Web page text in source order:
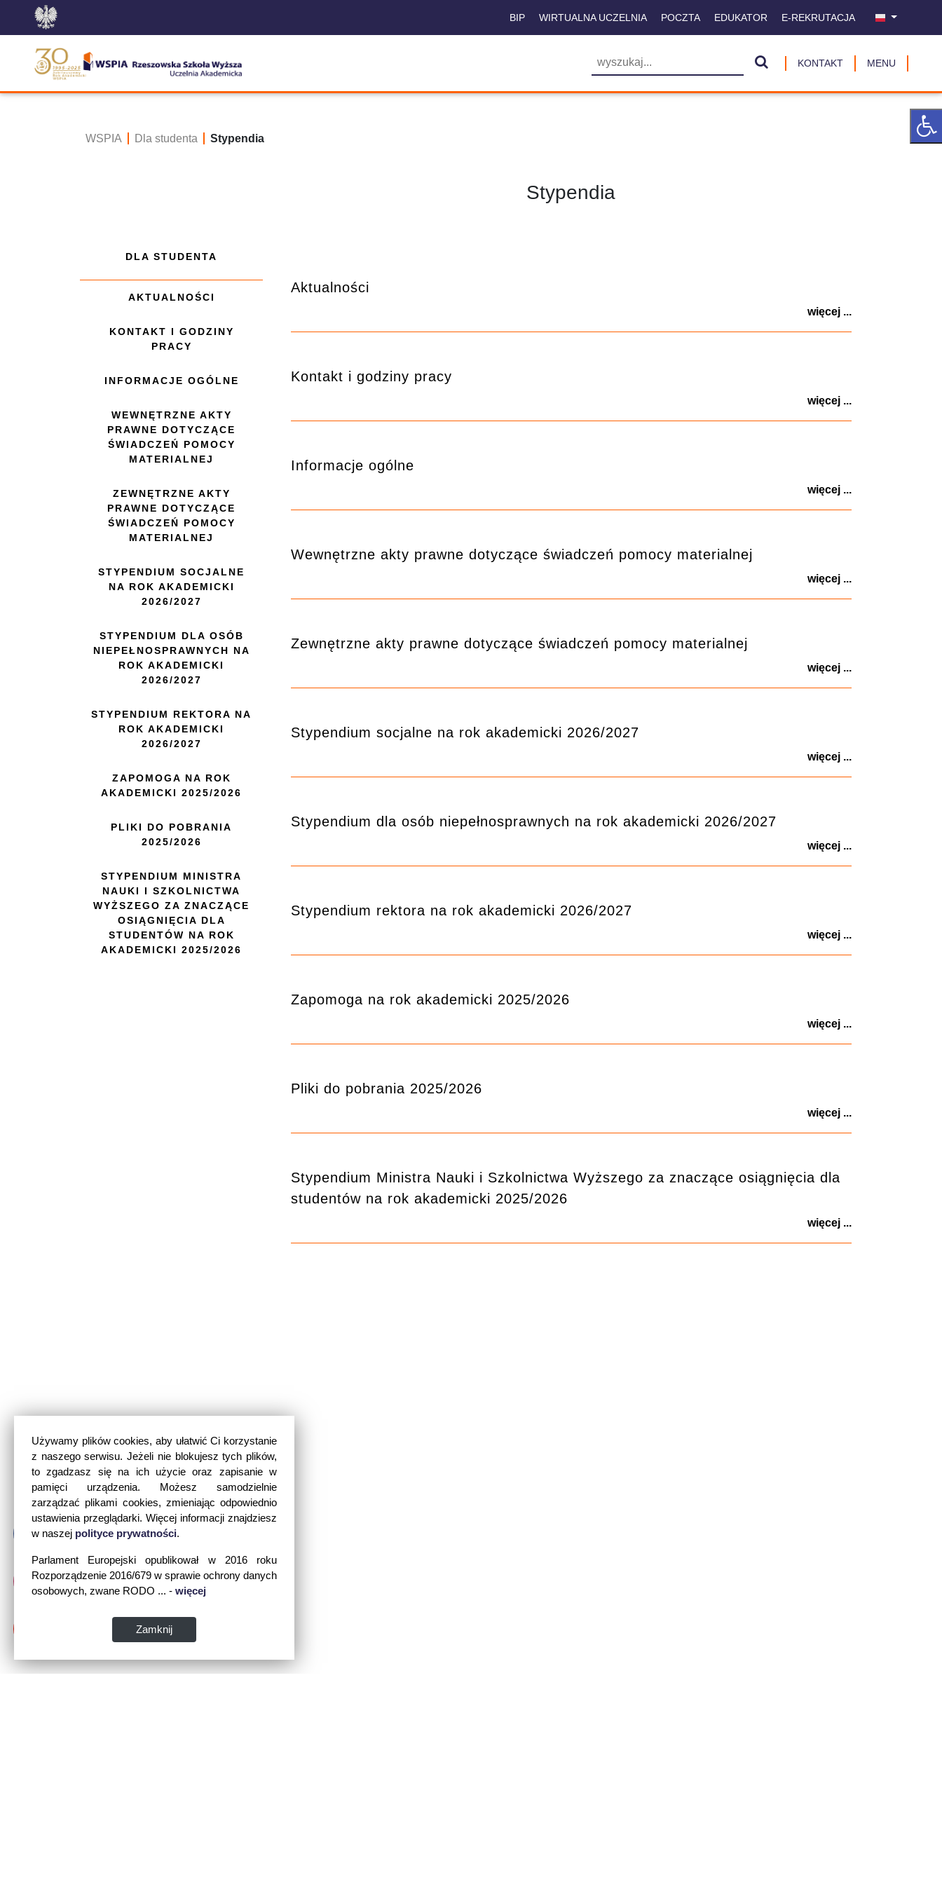
Używamy plików cookies, aby ułatwić Ci korzystanie
z naszego serwisu. Jeżeli nie blokujesz tych plików,
to zgadzasz się na ich użycie oraz zapisanie w
pamięci urządzenia. Możesz samodzielnie
zarządzać plikami cookies, zmieniając odpowiednio
ustawienia przeglądarki. Więcej informacji znajdziesz
w naszej polityce prywatności.
Parlament Europejski opublikował w 2016 roku
Rozporządzenie 2016/679 w sprawie ochrony danych
osobowych, zwane RODO ... - więcej
Zamknij
BIP WIRTUALNA UCZELNIA POCZTA EDUKATOR E-REKRUTACJA
KONTAKT MENU
WSPIA Dla studenta Stypendia
DLA STUDENTA
AKTUALNOŚCI
KONTAKT I GODZINY
PRACY
INFORMACJE OGÓLNE
WEWNĘTRZNE AKTY
PRAWNE DOTYCZĄCE
ŚWIADCZEŃ POMOCY
MATERIALNEJ
ZEWNĘTRZNE AKTY
PRAWNE DOTYCZĄCE
ŚWIADCZEŃ POMOCY
MATERIALNEJ
STYPENDIUM SOCJALNE
NA ROK AKADEMICKI
2026/2027
STYPENDIUM DLA OSÓB
NIEPEŁNOSPRAWNYCH NA
ROK AKADEMICKI
2026/2027
STYPENDIUM REKTORA NA
ROK AKADEMICKI
2026/2027
ZAPOMOGA NA ROK
AKADEMICKI 2025/2026
PLIKI DO POBRANIA
2025/2026
STYPENDIUM MINISTRA
NAUKI I SZKOLNICTWA
WYŻSZEGO ZA ZNACZĄCE
OSIĄGNIĘCIA DLA
STUDENTÓW NA ROK
AKADEMICKI 2025/2026
Stypendia
Aktualności
więcej ...
Kontakt i godziny pracy
więcej ...
Informacje ogólne
więcej ...
Wewnętrzne akty prawne dotyczące świadczeń pomocy materialnej
więcej ...
Zewnętrzne akty prawne dotyczące świadczeń pomocy materialnej
więcej ...
Stypendium socjalne na rok akademicki 2026/2027
więcej ...
Stypendium dla osób niepełnosprawnych na rok akademicki 2026/2027
więcej ...
Stypendium rektora na rok akademicki 2026/2027
więcej ...
Zapomoga na rok akademicki 2025/2026
więcej ...
Pliki do pobrania 2025/2026
więcej ...
Stypendium Ministra Nauki i Szkolnictwa Wyższego za znaczące osiągnięcia dla
studentów na rok akademicki 2025/2026
więcej ...